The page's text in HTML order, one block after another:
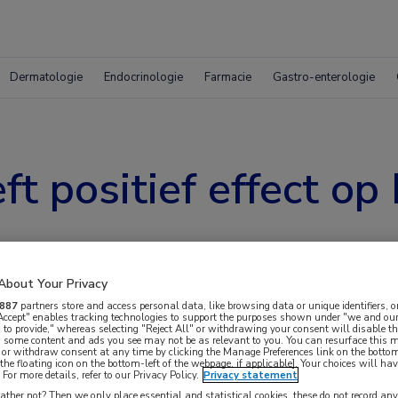
Dermatologie Endocrinologie Farmacie Gastro-enterologie
positief effect op
ook een positief effect op metabole
Your Privacy
887 partners store and access personal data, like browsing data or unique identifiers,
enables tracking technologies to support the purposes shown under "we and
to provide," whereas selecting "Reject All" or withdrawing your consent will disable
some content and ads you see may not be as relevant to you. You can resurface this
or withdraw consent at any time by clicking the Manage Preferences link on the
floating icon on the bottom-left of the webpage, if applicable]. Your choices will
more details, refer to our Privacy Policy. Privacy statement
not? Then we only place essential and statistical cookies, these do not record